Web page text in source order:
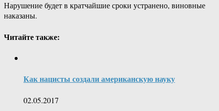
Нарушение будет в кратчайшие сроки устранено, виновные
наказаны.
Читайте также:
Как нацисты создали американскую науку
02.05.2017